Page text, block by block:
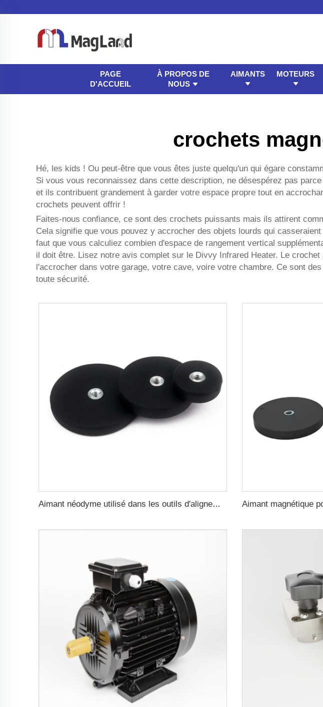
PAGE
D'ACCUEIL
À PROPOS DE
NOUS
AIMANTS MOTEURS
crochets
Hé, les kids ! Ou peut-être que vous êtes juste quelqu'un qui égare
Si vous vous reconnaissez dans cette description, ne désespérez pas
et ils contribuent grandement à garder votre espace propre tout en
crochets peuvent offrir !
Faites-nous confiance, ce sont des crochets puissants mais ils attirent
Cela signifie que vous pouvez y accrocher des objets lourds qui
faut que vous calculiez combien d'espace de rangement vertical
il doit être. Lisez notre avis complet sur le Divvy Infrared Heater. Le
l'accrocher dans votre garage, votre cave, voire votre chambre. Ce sont
toute sécurité.
Aimant néodyme utilisé dans les outils d'alignement magnétique lors de l'application d'un film décoratif pour voiture, fournisseur d'aimants, filetage femelle plat de 66 mm